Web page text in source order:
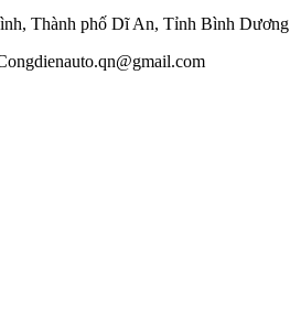
Thành phố Dĩ An, Tỉnh Bình Dương